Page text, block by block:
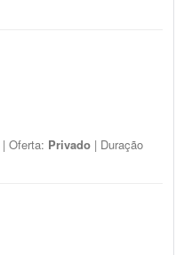
| Oferta: Privado | Duração